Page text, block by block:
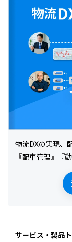
物流DXの実現、
『配車管理』『
サービス・製品